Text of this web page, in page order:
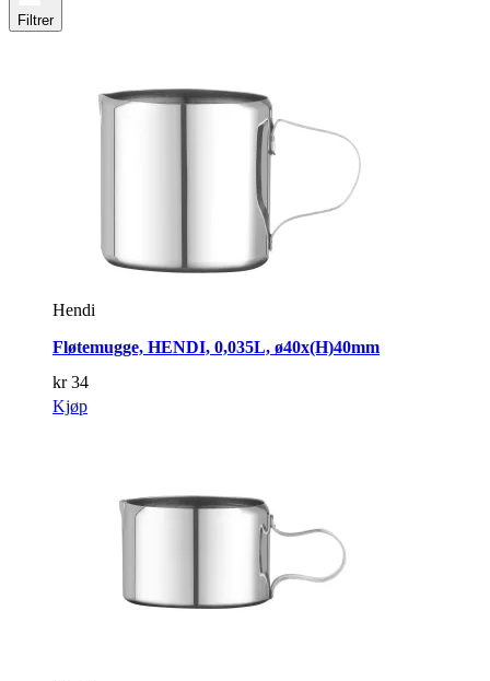
Filtrer
Hendi
Fløtemugge, HENDI, 0,035L, ø40x(H)40mm
kr34
Kjøp